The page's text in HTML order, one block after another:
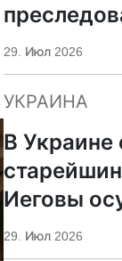
ПЦУ
29. Июл 2026
УКРАИНА
В Украине
Иеговы
29. Июл 2026